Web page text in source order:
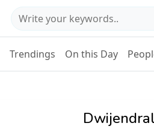
Trendings On this Day